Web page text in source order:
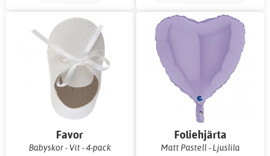
Favor
Babyskor - Vit - 4-pack
Foliehjärta
Matt Pastell - Ljuslila